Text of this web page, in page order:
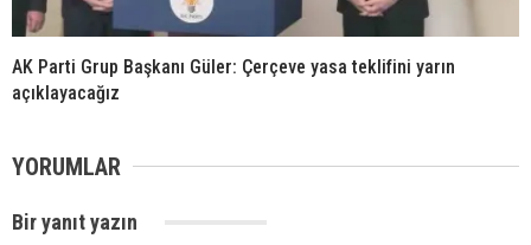
AK Parti Grup Başkanı Güler: Çerçeve yasa teklifini yarın
açıklayacağız
YORUMLAR
Bir yanıt yazın